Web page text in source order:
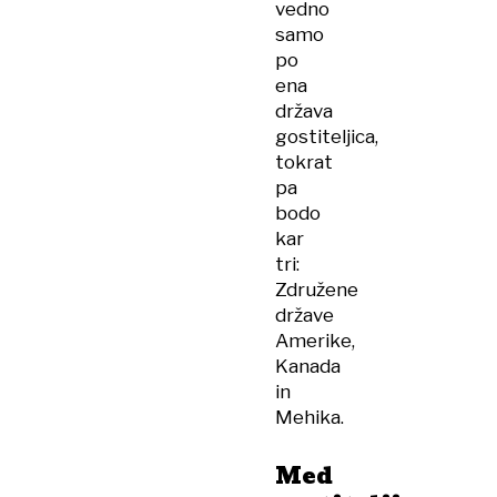
vedno
samo
po
ena
država
gostiteljica,
tokrat
pa
bodo
kar
tri:
Združene
države
Amerike,
Kanada
in
Mehika.
Med